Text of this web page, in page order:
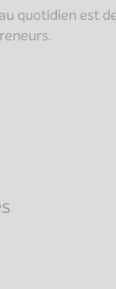
quotidien est